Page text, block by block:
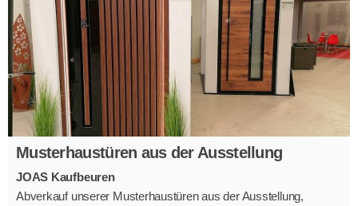
Musterhaustüren aus der Ausstellung
JOAS Kaufbeuren
Abverkauf unserer Musterhaustüren aus der Ausstellung,